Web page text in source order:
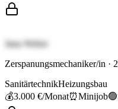
Jana Weber
Zerspanungsmechaniker/in · 2
SanitärtechnikHeizungsbau
💰3.000 €/Monat⏰Minijob🟢